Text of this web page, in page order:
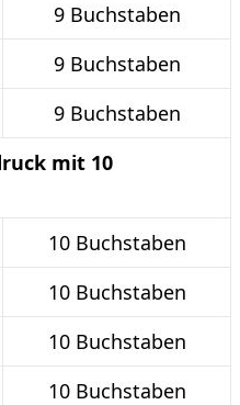
9 Buchstaben
9 Buchstaben
9 Buchstaben
mit 10
10 Buchstaben
10 Buchstaben
10 Buchstaben
10 Buchstaben